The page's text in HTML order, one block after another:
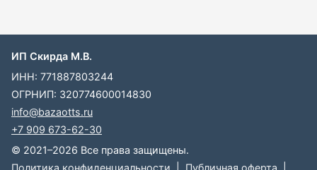
ИП Скирда М.В.
ИНН: 771887803244
ОГРНИП: 320774600014830
info@bazaotts.ru
+7 909 673-62-30
© 2021–2026 Все права защищены.
Политика конфиденциальности
Публичная оферта